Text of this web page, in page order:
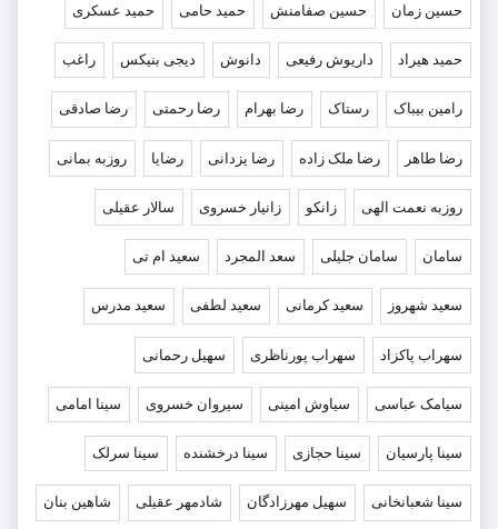
حسین زمان حسین صفامنش حمید حامی حمید عسکری
حمید هیراد داریوش رفیعی دانوش دیجی بنیکس راغب
رامین بیباک رستاک رضا بهرام رضا رحمتی رضا صادقی
رضا طاهر رضا ملک زاده رضا یزدانی رضایا روزبه بمانى
روزبه نعمت الهی زانکو زانیار خسروی سالار عقیلی
سامان سامان جلیلی سعد المجرد سعید ام تی
سعید شهروز سعید کرمانی سعید لطفی سعید مدرس
سهراب پاکزاد سهراب پورناظری سهیل رحمانی
سیامک عباسی سیاوش امینی سیروان خسروی سینا امامی
سینا پارسیان سینا حجازی سینا درخشنده سینا سرلک
سینا شعبانخانی سهیل مهرزادگان شادمهر عقیلی شاهین بنان